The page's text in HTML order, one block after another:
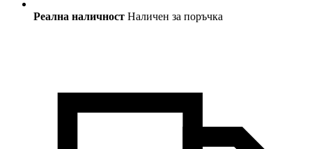
Реална наличност Наличен за поръчка